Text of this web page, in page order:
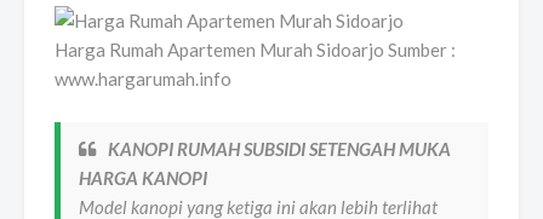
Harga Rumah Apartemen Murah Sidoarjo Sumber :
www.hargarumah.info
KANOPI RUMAH SUBSIDI SETENGAH MUKA
HARGA KANOPI
Model kanopi yang ketiga ini akan lebih terlihat